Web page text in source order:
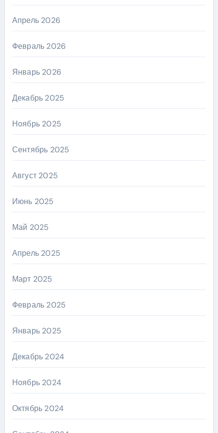
Апрель 2026
Февраль 2026
Январь 2026
Декабрь 2025
Ноябрь 2025
Сентябрь 2025
Август 2025
Июнь 2025
Май 2025
Апрель 2025
Март 2025
Февраль 2025
Январь 2025
Декабрь 2024
Ноябрь 2024
Октябрь 2024